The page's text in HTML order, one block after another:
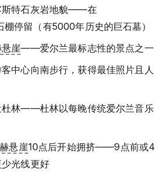
斯特石灰岩地貌——在
停留（有5000年历史的巨石墓）
崖——爱尔兰最标志性的景点之一
中心向南步行，获得最佳照片且人
杜林——杜林以每晚传统爱尔兰音乐
悬崖10点后开始拥挤——9点前或4
光线更好